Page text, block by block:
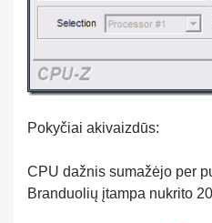
Pokyčiai akivaizdūs:
CPU dažnis sumažėjo per
Branduolių įtampa nukrito